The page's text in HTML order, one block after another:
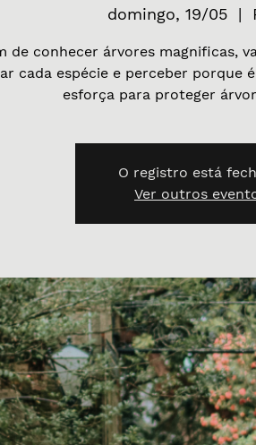
domingo, 19/05
  |
de conhecer árvores magnificas,
cada espécie e perceber porque
esforça para proteger
O registro está
Ver outros